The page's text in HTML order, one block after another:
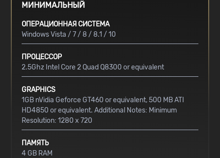
МИНИМАЛЬНЫЙ
ОПЕРАЦИОННАЯ СИСТЕМА
Windows Vista / 7 / 8 / 8.1 / 10
ПРОЦЕССОР
2.5Ghz Intel Core 2 Quad Q8300 or equivalent
GRAPHICS
1GB nVidia Geforce GT460 or equivalent, 500 MB ATI
HD4850 or equivalent. Additional Notes: Minimum
Resolution: 1280 x 720
ПАМЯТЬ
4 GB RAM